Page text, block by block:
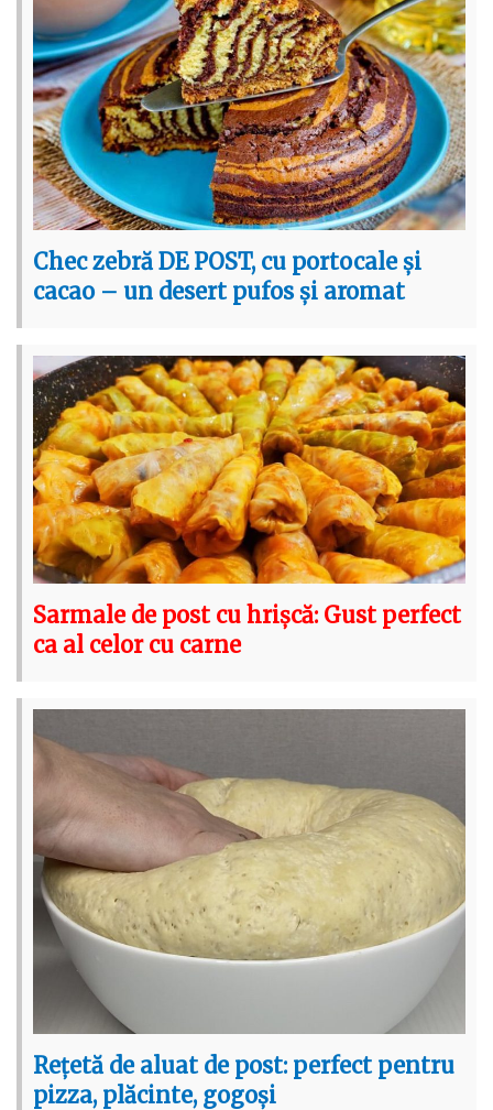
Chec zebră DE POST, cu portocale și
cacao – un desert pufos și aromat
Sarmale de post cu hrișcă: Gust perfect
ca al celor cu carne
Rețetă de aluat de post: perfect pentru
pizza, plăcinte, gogoși